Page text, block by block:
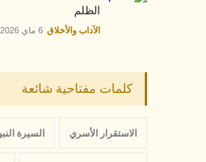
الظلم
الآداب والأخلاق 6 ماي 2026
كلمات مفتاحية شائعة
الاستقرار الأسري السيرة